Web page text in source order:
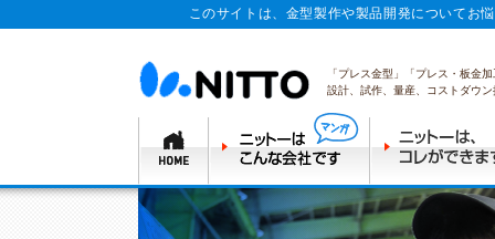
このサイトは、金型製作や製品開発についてお
「プレス金型」「プレス・板金
設計、試作、量産、コストダウ